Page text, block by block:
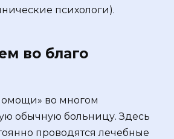
психологи).
во благо
во многом
обычную больницу. Здесь
проводятся лечебные